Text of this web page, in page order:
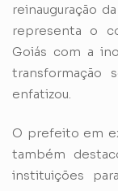
reinauguração
representa o
Goiás com a
transformação
enfatizou.
O prefeito em
também
instituições